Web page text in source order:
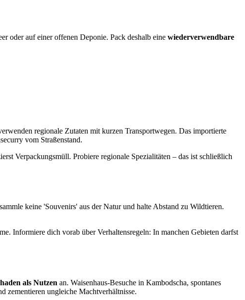
oder auf einer offenen Deponie. Pack deshalb eine wiederverwendbare
regionale Zutaten mit kurzen Transportwegen. Das importierte
vom Straßenstand.
Verpackungsmüll. Probiere regionale Spezialitäten – das ist schließlich
keine 'Souvenirs' aus der Natur und halte Abstand zu Wildtieren.
Informiere dich vorab über Verhaltensregeln: In manchen Gebieten darfst
als Nutzen an. Waisenhaus-Besuche in Kambodscha, spontanes
zementieren ungleiche Machtverhältnisse.